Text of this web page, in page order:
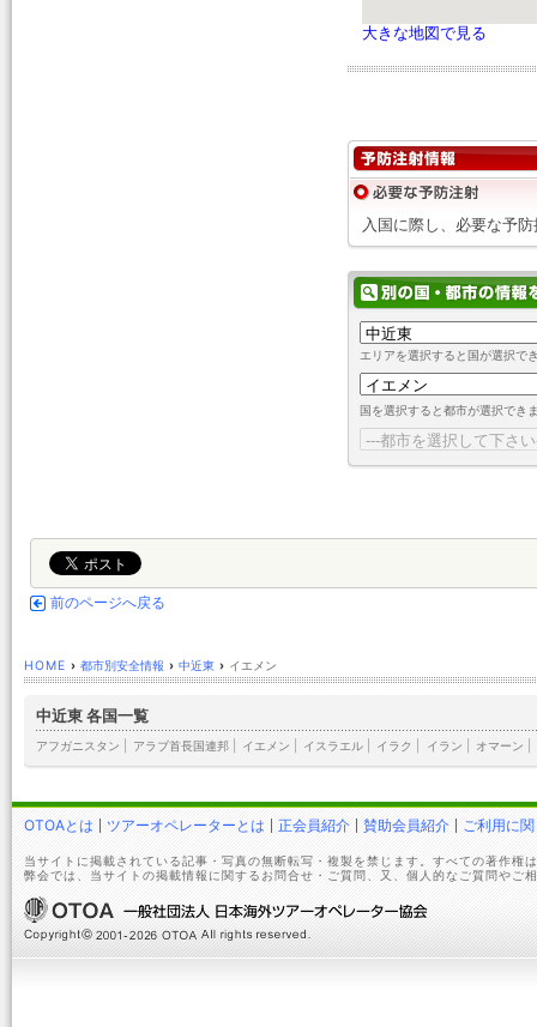
大きな地図で見る
入国に際し、必要な予
エリアを選択すると国が選択で
国を選択すると都市が選択でき
前のページへ戻る
HOME › 都市別安全情報 › 中近東 › イエメン
中近東 各国一覧
アフガニスタン アラブ首長国連邦 イエメン イスラエル イラク イラン オマーン
OTOAとは ツアーオペレーターとは 正会員紹介 賛助会員紹介 ご利用に
当サイトに掲載されている記事・写真の無断転写・複製を禁じます。すべての著作権
弊会では、当サイトの掲載情報に関するお問合せ・ご質問、又、個人的なご質問やご